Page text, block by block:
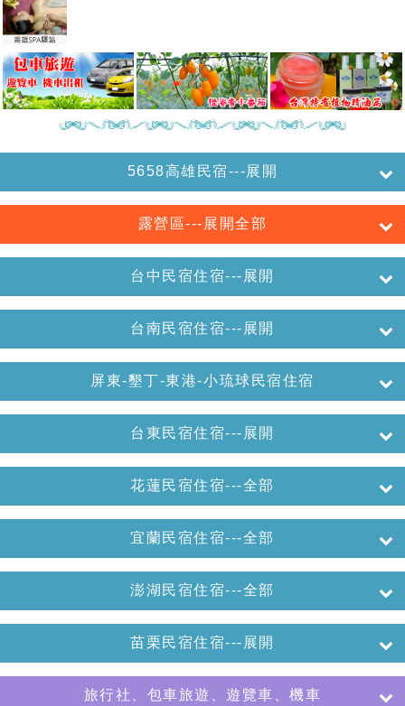
5658高雄民宿---展開
露營區---展開全部
台中民宿住宿---展開
台南民宿住宿---展開
屏東-墾丁-東港-小琉球民宿住宿
台東民宿住宿---展開
花蓮民宿住宿---全部
宜蘭民宿住宿---全部
澎湖民宿住宿---全部
苗栗民宿住宿---展開
旅行社、包車旅遊、遊覽車、機車